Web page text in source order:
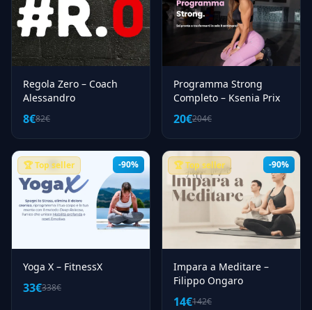
Regola Zero – Coach
Alessandro
8€82€
Programma Strong
Completo – Ksenia Prix
20€204€
-90%
🏆 Top seller
Yoga X – FitnessX
33€338€
-90%
🏆 Top seller
Impara a Meditare –
Filippo Ongaro
14€142€